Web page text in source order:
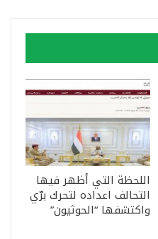
اللحظة التي أظهر فيها
التحالف اعداده لتحرك برّي
واكتشفها “الحوثيون”